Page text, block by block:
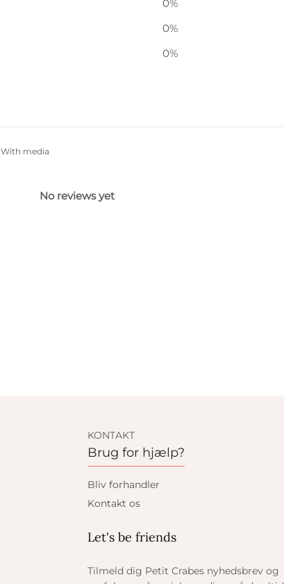
0%
0%
0%
With media
No reviews yet
KONTAKT
Brug for hjælp?
Bliv forhandler
Kontakt os
Let's be friends
Tilmeld dig Petit Crabes nyhedsbrev og